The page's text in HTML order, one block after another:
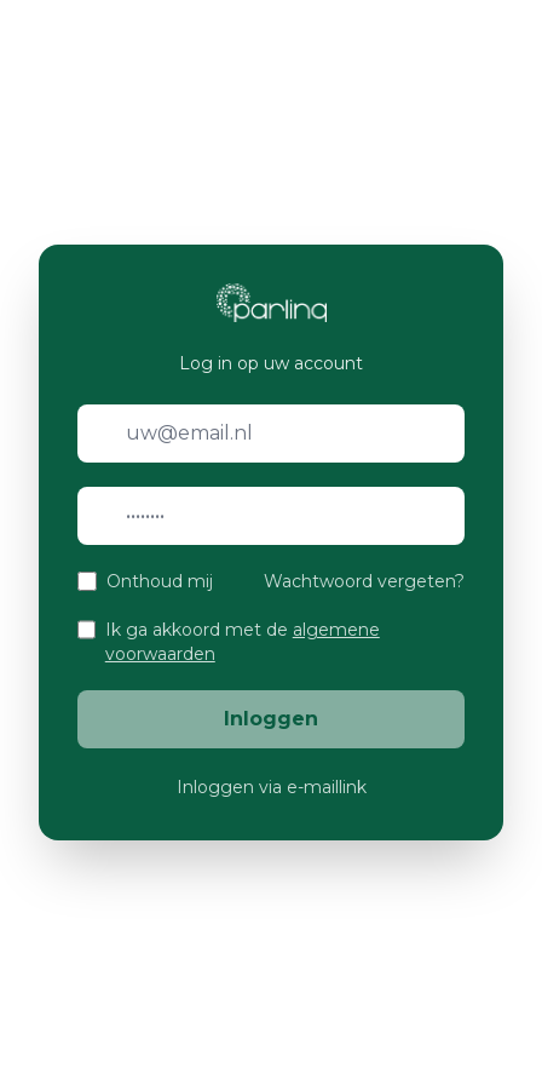
Log in op uw account
Onthoud mij Wachtwoord vergeten?
Ik ga akkoord met de algemene
voorwaarden
Inloggen
Inloggen via e-maillink